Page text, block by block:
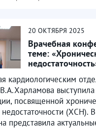
20 ОКТЯБРЯ 2025
Врачебная
теме:
кардиологическим
посвященной
(ХСН).
представила